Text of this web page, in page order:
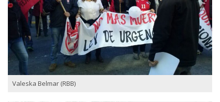
Valeska Belmar (RBB)